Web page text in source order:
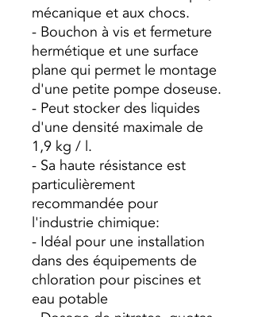
mécanique et aux chocs.
- Bouchon à vis et fermeture
hermétique et une surface
plane qui permet le montage
d'une petite pompe doseuse.
- Peut stocker des liquides
d'une densité maximale de
1,9 kg / l.
- Sa haute résistance est
particulièrement
recommandée pour
l'industrie chimique:
- Idéal pour une installation
dans des équipements de
chloration pour piscines et
eau potable